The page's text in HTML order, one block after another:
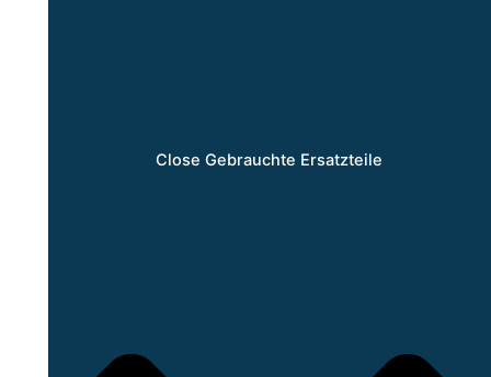
Close Gebrauchte Ersatzteile